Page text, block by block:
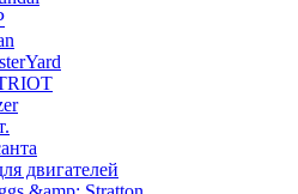
двигателей